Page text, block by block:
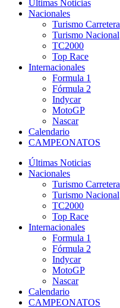
Últimas Noticias
Nacionales
Turismo Carretera
Turismo Nacional
TC2000
Top Race
Internacionales
Formula 1
Fórmula 2
Indycar
MotoGP
Nascar
Calendario
CAMPEONATOS
Últimas Noticias
Nacionales
Turismo Carretera
Turismo Nacional
TC2000
Top Race
Internacionales
Formula 1
Fórmula 2
Indycar
MotoGP
Nascar
Calendario
CAMPEONATOS